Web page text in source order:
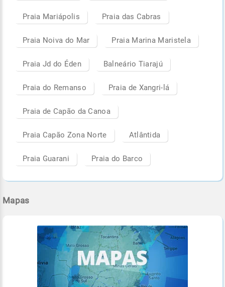
Praia Mariápolis Praia das Cabras
Praia Noiva do Mar Praia Marina Maristela
Praia Jd do Éden Balneário Tiarajú
Praia do Remanso Praia de Xangri-lá
Praia de Capão da Canoa
Praia Capão Zona Norte Atlântida
Praia Guarani Praia do Barco
Mapas